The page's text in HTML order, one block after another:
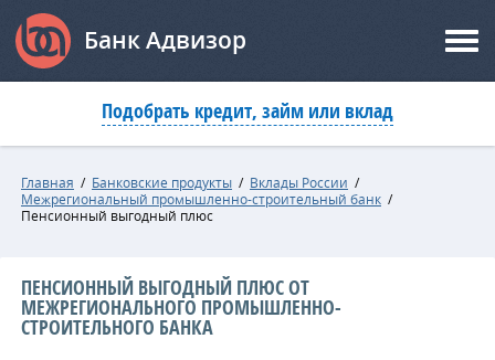
Банк Адвизор
Подобрать кредит, займ или вклад
Главная / Банковские продукты / Вклады России /
Межрегиональный промышленно-строительный банк /
Пенсионный выгодный плюс
ПЕНСИОННЫЙ ВЫГОДНЫЙ ПЛЮС ОТ
МЕЖРЕГИОНАЛЬНОГО ПРОМЫШЛЕННО-
СТРОИТЕЛЬНОГО БАНКА